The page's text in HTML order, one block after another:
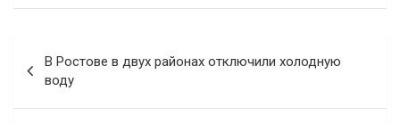
по
записям
В Ростове в двух районах отключили холодную
воду